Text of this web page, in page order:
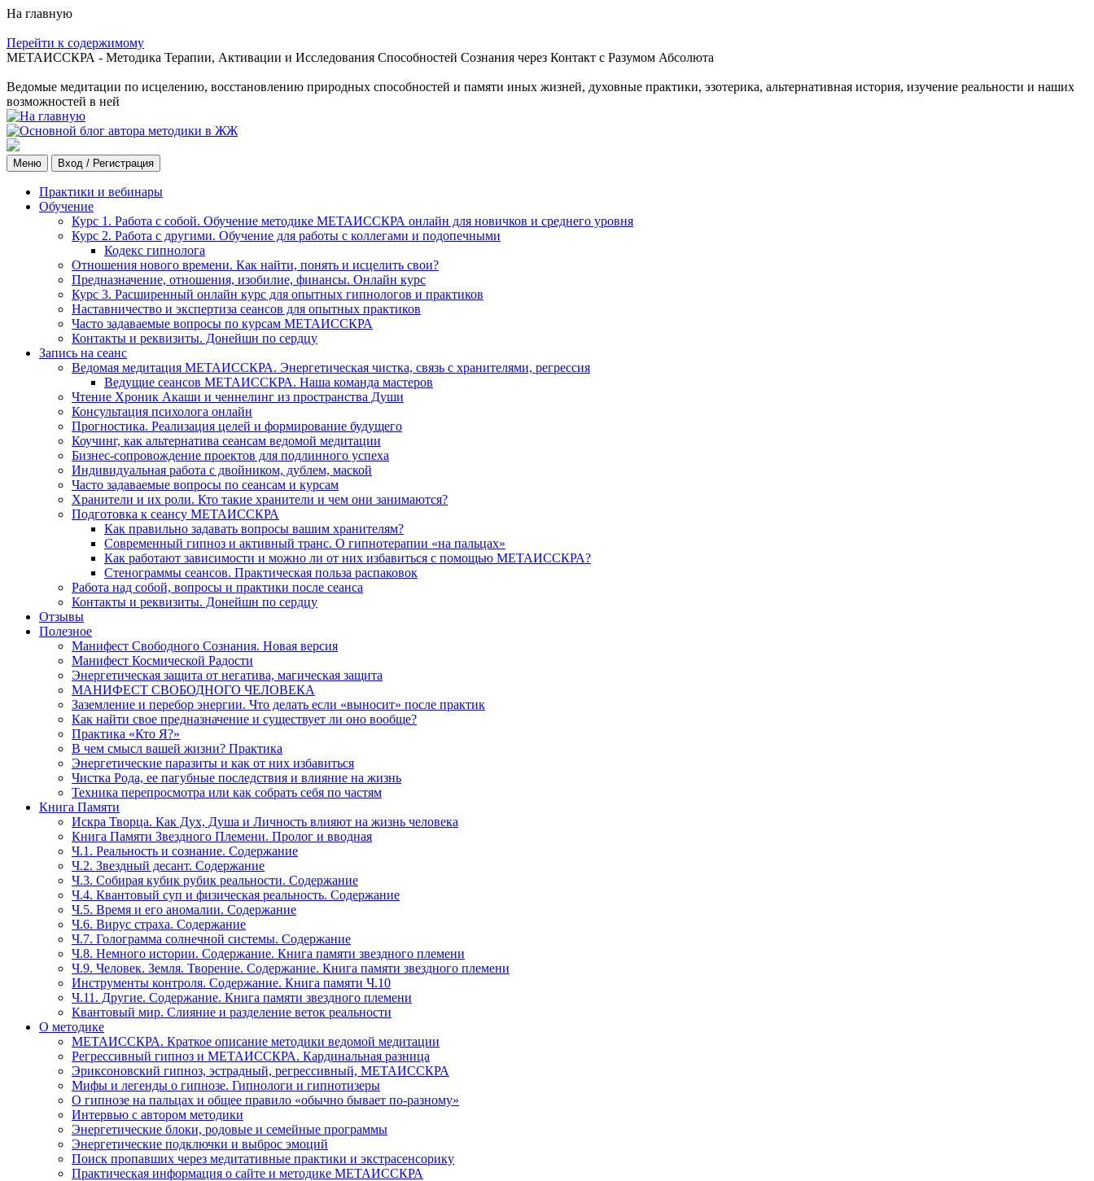
На главную
Перейти к содержимому
МЕТАИССКРА - Методика Терапии, Активации и Исследования Способностей Сознания через Контакт с Разумом Абсолюта
Ведомые медитации по исцелению, восстановлению природных способностей и памяти иных жизней, духовные практики, эзотерика, альтернативная история, изучение реальности и наших
возможностей в ней
Меню Вход / Регистрация
Практики и вебинары
Обучение
Курс 1. Работа с собой. Обучение методике МЕТАИССКРА онлайн для новичков и среднего уровня
Курс 2. Работа с другими. Обучение для работы с коллегами и подопечными
Кодекс гипнолога
Отношения нового времени. Как найти, понять и исцелить свои?
Предназначение, отношения, изобилие, финансы. Онлайн курс
Курс 3. Расширенный онлайн курс для опытных гипнологов и практиков
Наставничество и экспертиза сеансов для опытных практиков
Часто задаваемые вопросы по курсам МЕТАИССКРА
Контакты и реквизиты. Донейшн по сердцу
Запись на сеанс
Ведомая медитация МЕТАИССКРА. Энергетическая чистка, связь с хранителями, регрессия
Ведущие сеансов МЕТАИССКРА. Наша команда мастеров
Чтение Хроник Акаши и ченнелинг из пространства Души
Консультация психолога онлайн
Прогностика. Реализация целей и формирование будущего
Коучинг, как альтернатива сеансам ведомой медитации
Бизнес-сопровождение проектов для подлинного успеха
Индивидуальная работа с двойником, дублем, маской
Часто задаваемые вопросы по сеансам и курсам
Хранители и их роли. Кто такие хранители и чем они занимаются?
Подготовка к сеансу МЕТАИССКРА
Как правильно задавать вопросы вашим хранителям?
Современный гипноз и активный транс. О гипнотерапии «на пальцах»
Как работают зависимости и можно ли от них избавиться с помощью МЕТАИССКРА?
Стенограммы сеансов. Практическая польза распаковок
Работа над собой, вопросы и практики после сеанса
Контакты и реквизиты. Донейшн по сердцу
Отзывы
Полезное
Манифест Свободного Сознания. Новая версия
Манифест Космической Радости
Энергетическая защита от негатива, магическая защита
МАНИФЕСТ СВОБОДНОГО ЧЕЛОВЕКА
Заземление и перебор энергии. Что делать если «выносит» после практик
Как найти свое предназначение и существует ли оно вообще?
Практика «Кто Я?»
В чем смысл вашей жизни? Практика
Энергетические паразиты и как от них избавиться
Чистка Рода, ее пагубные последствия и влияние на жизнь
Техника перепросмотра или как собрать себя по частям
Книга Памяти
Искра Творца. Как Дух, Душа и Личность влияют на жизнь человека
Книга Памяти Звездного Племени. Пролог и вводная
Ч.1. Реальность и сознание. Содержание
Ч.2. Звездный десант. Содержание
Ч.3. Собирая кубик рубик реальности. Содержание
Ч.4. Квантовый суп и физическая реальность. Содержание
Ч.5. Время и его аномалии. Содержание
Ч.6. Вирус страха. Содержание
Ч.7. Голограмма солнечной системы. Содержание
Ч.8. Немного истории. Содержание. Книга памяти звездного племени
Ч.9. Человек. Земля. Творение. Содержание. Книга памяти звездного племени
Инструменты контроля. Содержание. Книга памяти Ч.10
Ч.11. Другие. Содержание. Книга памяти звездного племени
Квантовый мир. Слияние и разделение веток реальности
О методике
МЕТАИССКРА. Краткое описание методики ведомой медитации
Регрессивный гипноз и МЕТАИССКРА. Кардинальная разница
Эриксоновский гипноз, эстрадный, регрессивный, МЕТАИССКРА
Мифы и легенды о гипнозе. Гипнологи и гипнотизеры
О гипнозе на пальцах и общее правило «обычно бывает по-разному»
Интервью с автором методики
Энергетические блоки, родовые и семейные программы
Энергетические подключки и выброс эмоций
Поиск пропавших через медитативные практики и экстрасенсорику
Практическая информация о сайте и методике МЕТАИССКРА